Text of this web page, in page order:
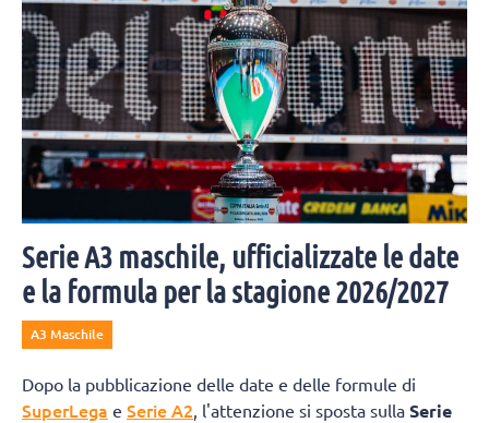
Serie A3 maschile, ufficializzate le date
e la formula per la stagione 2026/2027
A3 Maschile
Dopo la pubblicazione delle date e delle formule di
SuperLega e Serie A2 , l'attenzione si sposta sulla Serie